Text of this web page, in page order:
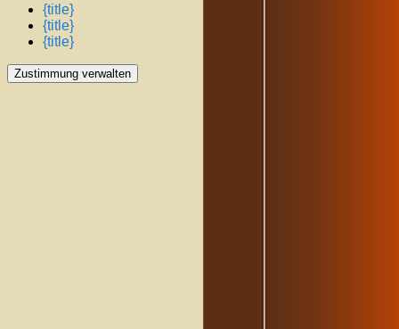
{title}
{title}
{title}
Zustimmung verwalten